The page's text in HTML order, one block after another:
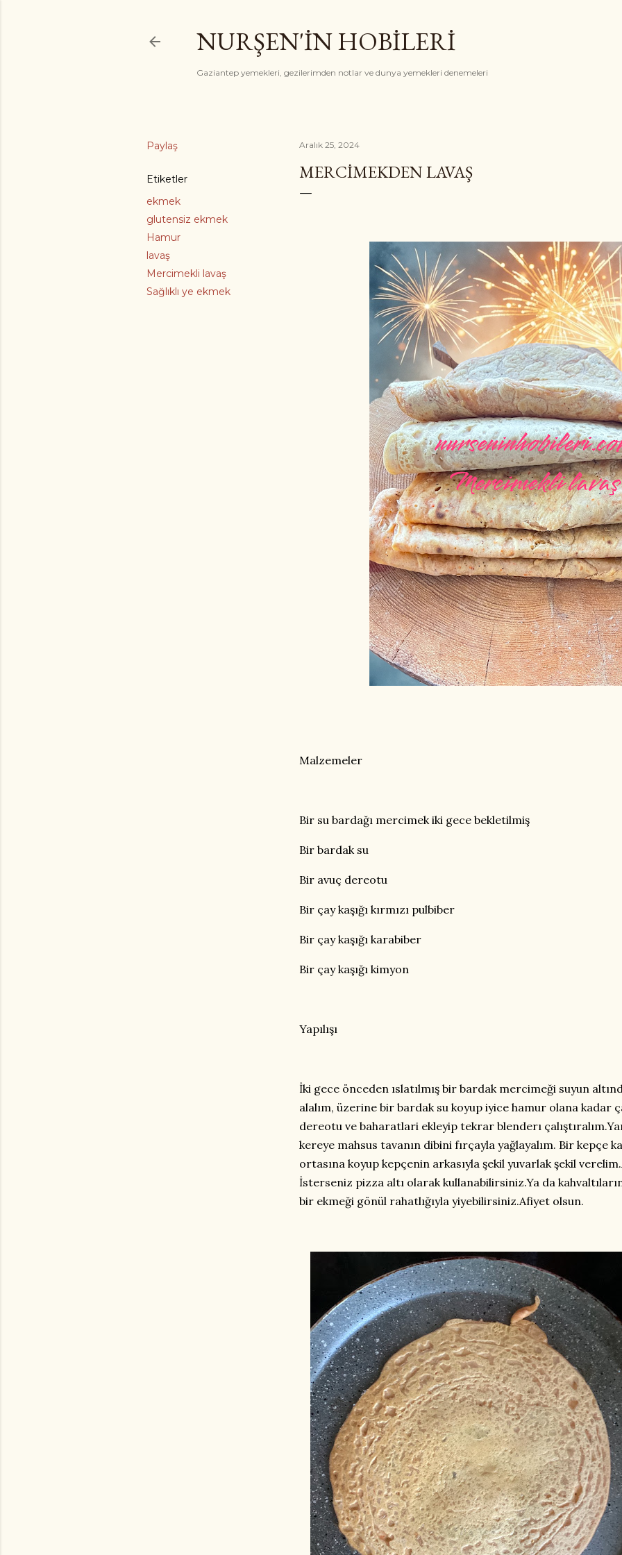
NURŞEN'İN HOBİLERİ
Gaziantep yemekleri, gezilerimden notlar ve dunya yemekleri denemeleri
Paylaş
Etiketler
ekmek
glutensiz ekmek
Hamur
lavaş
Mercimekli lavaş
Sağlıklı ye ekmek
Aralık 25, 2024
MERCIMEKDEN LAVAŞ
Malzemeler
Bir su bardağı mercimek iki gece bekletilmiş
Bir bardak su
Bir avuç dereotu
Bir çay kaşığı kırmızı pulbiber
Bir çay kaşığı karabiber
Bir çay kaşığı kimyon
Yapılışı
İki gece önceden ıslatılmış bir bardak mercimeği suyun
alalım, üzerine bir bardak su koyup iyice hamur olana kadar
dereotu ve baharatlari ekleyip tekrar blenderı
kereye mahsus tavanın dibini fırçayla yağlayalım. Bir kepçe
ortasına koyup kepçenin arkasıyla şekil yuvarlak şekil
İsterseniz pizza altı olarak kullanabilirsiniz.Ya da
bir ekmeği gönül rahatlığıyla yiyebilirsiniz.Afiyet olsun.